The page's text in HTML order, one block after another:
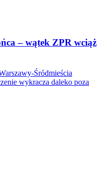
– wątek ZPR wciąż
Śródmieścia
wykracza daleko poza